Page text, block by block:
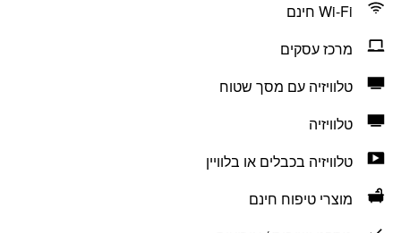
Wi-Fi חינם
מרכז עסקים
טלוויזיה עם מסך שטוח
טלוויזיה
טלוויזיה בכבלים או בלוויין
מוצרי טיפוח חינם